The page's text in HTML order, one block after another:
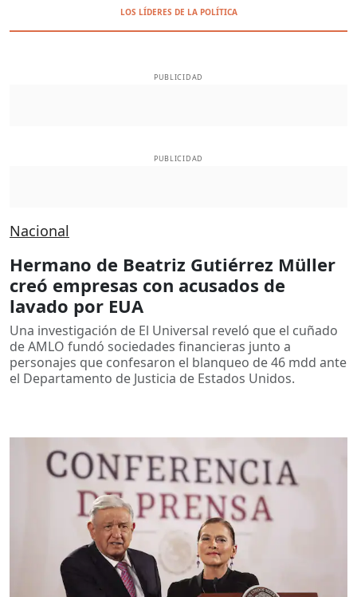
LOS LÍDERES DE LA POLÍTICA
PUBLICIDAD
PUBLICIDAD
Nacional
Hermano de Beatriz Gutiérrez Müller
creó empresas con acusados de
lavado por EUA
Una investigación de El Universal reveló que el cuñado
de AMLO fundó sociedades financieras junto a
personajes que confesaron el blanqueo de 46 mdd ante
el Departamento de Justicia de Estados Unidos.